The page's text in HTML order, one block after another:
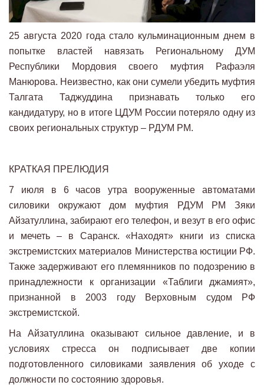
25 августа 2020 года стало кульминационным днем в
попытке властей навязать Региональному ДУМ
Республики Мордовия своего муфтия Рафаэля
Манюрова. Неизвестно, как они сумели убедить муфтия
Талгата Таджуддина признавать только его
кандидатуру, но в итоге ЦДУМ России потеряло одну из
своих региональных структур – РДУМ РМ.
КРАТКАЯ ПРЕЛЮДИЯ
7 июля в 6 часов утра вооруженные автоматами
силовики окружают дом муфтия РДУМ РМ Зяки
Айзатуллина, забирают его телефон, и везут в его офис
и мечеть – в Саранск. «Находят» книги из списка
экстремистских материалов Министерства юстиции РФ.
Также задерживают его племянников по подозрению в
принадлежности к организации «Таблиги джамият»,
признанной в 2003 году Верховным судом РФ
экстремистской.
На Айзатуллина оказывают сильное давление, и в
условиях стресса он подписывает две копии
подготовленного силовиками заявления об уходе с
должности по состоянию здоровья.